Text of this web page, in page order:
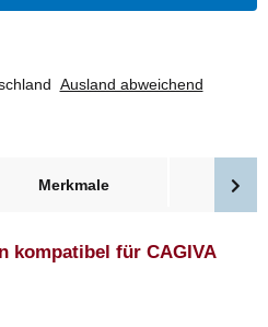
Ausland abweichend
Merkmale
kompatibel für CAGIVA